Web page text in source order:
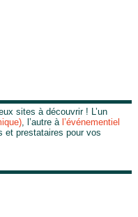
sites à découvrir ! L’un
, l’autre à l’événementiel
et prestataires pour vos